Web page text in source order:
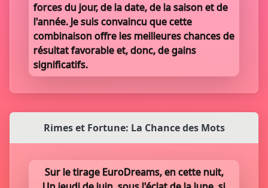
forces du jour, de la date, de la saison et de
l'année. Je suis convaincu que cette
combinaison offre les meilleures chances de
résultat favorable et, donc, de gains
significatifs.
Rimes et Fortune: La Chance des Mots
Sur le tirage EuroDreams, en cette nuit,